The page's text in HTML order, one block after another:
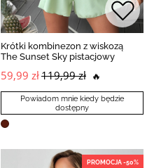
Krótki kombinezon z wiskozą
The Sunset Sky pistacjowy
59,99 zł119,99 zł 🔥
Powiadom mnie kiedy będzie
dostępny
PROMOCJA -50%